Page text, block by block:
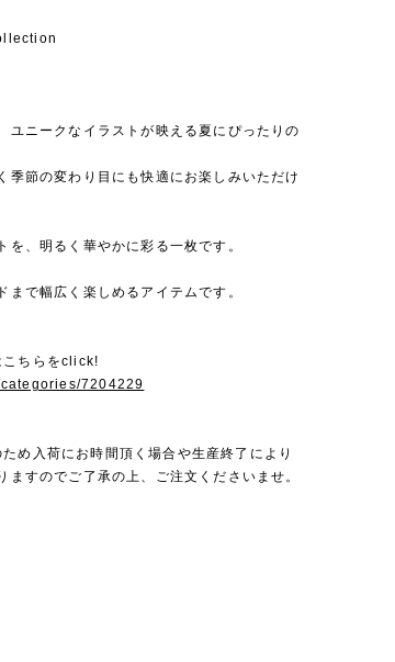
ユニークなイラストが映える夏にぴったりの
季節の変わり目にも快適にお楽しみいただけ
を、明るく華やかに彩る一枚です。
まで幅広く楽しめるアイテムです。
ちらをclick!
7204229
め入荷にお時間頂く場合や生産終了により
ますのでご了承の上、ご注文くださいませ。